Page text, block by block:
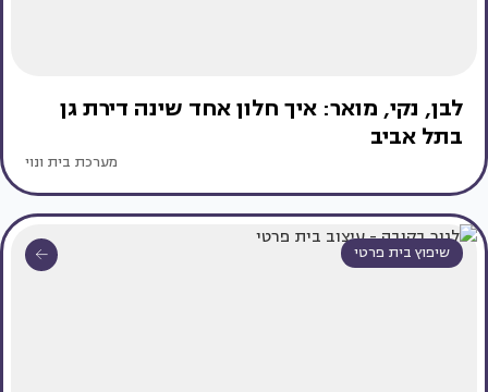
לבן, נקי, מואר: איך חלון אחד שינה דירת גן
בתל אביב
מערכת בית ונוי
שיפוץ בית פרטי